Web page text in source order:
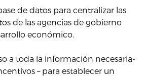
de datos para centralizar las
de las agencias de gobierno
económico.
a toda la información necesaria-
– para establecer un